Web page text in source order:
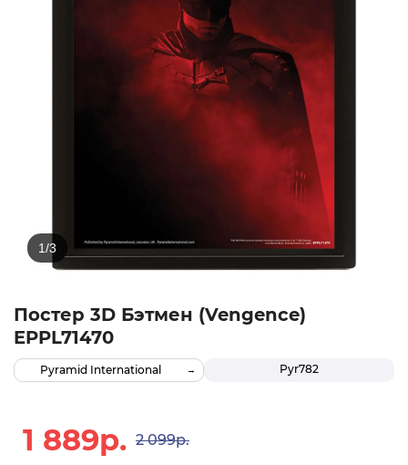
Постер 3D Бэтмен (Vengence)
EPPL71470
Pyr782
Pyramid International
1 889р. 2 099р.